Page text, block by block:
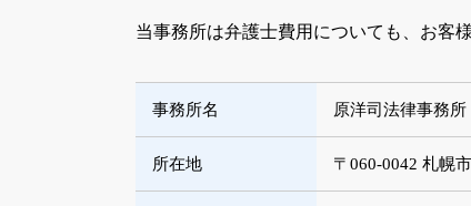
当事務所は弁護士費用についても、お客
事務所名 原洋司法律事務所
所在地 〒060-0042 札幌